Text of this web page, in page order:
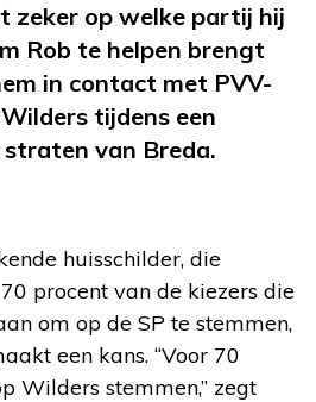
zeker op welke partij hij
Rob te helpen brengt
in contact met PVV-
tijdens een
van Breda.
huisschilder, die
procent van de kiezers die
om op de SP te stemmen,
een kans. “Voor 70
Wilders stemmen,” zegt